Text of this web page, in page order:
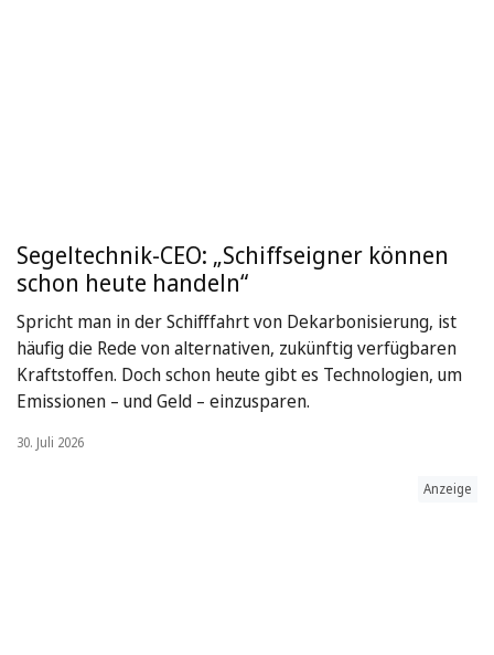
Segeltechnik-CEO: „Schiffseigner können
schon heute handeln“
Spricht man in der Schifffahrt von Dekarbonisierung, ist
häufig die Rede von alternativen, zukünftig verfügbaren
Kraftstoffen. Doch schon heute gibt es Technologien, um
Emissionen – und Geld – einzusparen.
30. Juli 2026
Anzeige